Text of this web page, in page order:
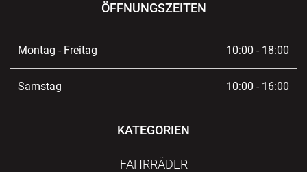
ÖFFNUNGSZEITEN
Montag - Freitag 10:00 - 18:00
Samstag 10:00 - 16:00
KATEGORIEN
FAHRRÄDER